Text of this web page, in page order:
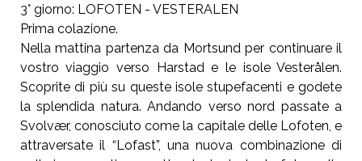
3° giorno: LOFOTEN - VESTERALEN
Prima colazione.
Nella mattina partenza da Mortsund per continuare il
vostro viaggio verso Harstad e le isole Vesterålen.
Scoprite di più su queste isole stupefacenti e godete
la splendida natura. Andando verso nord passate a
Svolvær, conosciuto come la capitale delle Lofoten, e
attraversate il “Lofast”, una nuova combinazione di